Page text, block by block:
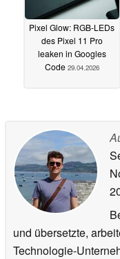
Pixel Glow: RGB-LEDs
des Pixel 11 Pro
leaken in Googles
Code 29.04.2026
und übersetzte,
Technologie-